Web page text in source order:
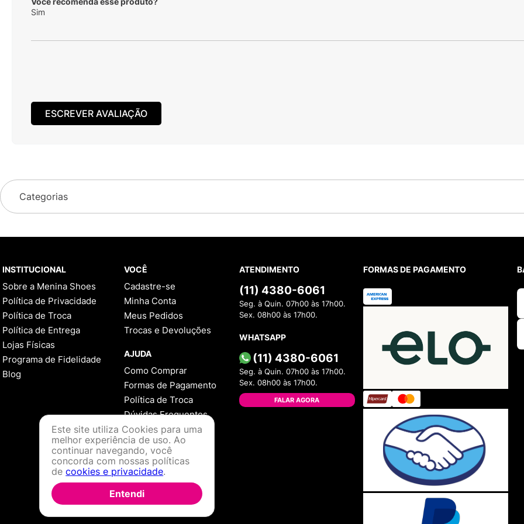
Sim
ESCREVER AVALIAÇÃO
Categorias
INSTITUCIONAL
Sobre a Menina Shoes
Política de Privacidade
Política de Troca
Política de Entrega
Lojas Físicas
Programa de Fidelidade
Blog
VOCÊ
Cadastre-se
Minha Conta
Meus Pedidos
Trocas e Devoluções
AJUDA
Como Comprar
Formas de Pagamento
Política de Troca
Dúvidas Frequentes
ATENDIMENTO
(11) 4380-6061
Seg. à Quin. 07h00 às 17h00.
Sex. 08h00 às 17h00.
WHATSAPP
(11) 4380-6061
Seg. à Quin. 07h00 às 17h00.
Sex. 08h00 às 17h00.
FALAR AGORA
FORMAS DE PAGAMENTO
Este site utiliza Cookies para uma
melhor experiência de uso. Ao
continuar navegando, você
concorda com nossas políticas
decookies e privacidade.
Entendi